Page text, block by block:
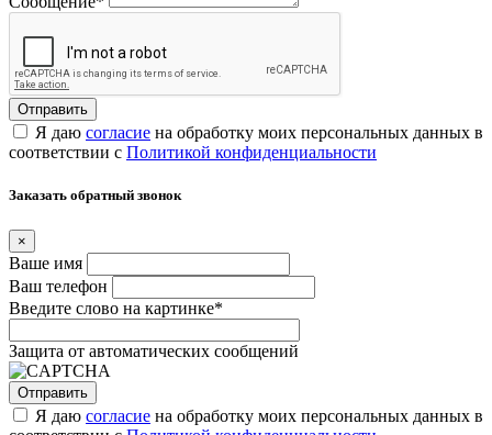
Я даю согласие на обработку моих персональных данных в
соответствии с Политикой конфиденциальности
Заказать обратный звонок
×
Ваше имя
Ваш телефон
Введите слово на картинке*
Защита от автоматических сообщений
Я даю согласие на обработку моих персональных данных в